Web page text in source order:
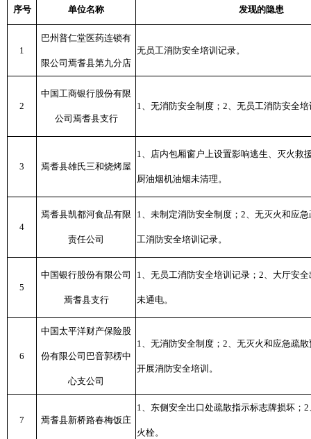
序号 单位名称 发现的隐患
1
巴州普仁堂医药连锁有
限公司焉耆县第九分店
无员工消防安全培训记录。
2
中国工商银行股份有限
公司焉耆县支行
1、无消防安全制度；2、无员工消防安全
3 焉耆县雄氏三和烧烤屋
1、店内包厢窗户上设置影响逃生、灭火救
厨油烟机油烟未清理。
4
焉耆县凯都河食品有限
责任公司
1、未制定消防安全制度；2、无灭火和应
工消防安全培训记录。
5
中国银行股份有限公司
焉耆县支行
1、无员工消防安全培训记录；2、大厅安
未通电。
6
中国太平洋财产保险股
份有限公司巴音郭楞中
心支公司
1、无消防安全制度；2、无灭火和应急疏
开展消防安全培训。
7 焉耆县新桥路春梅饭庄
1、东侧安全出口处疏散指示标志牌损坏；
火栓。